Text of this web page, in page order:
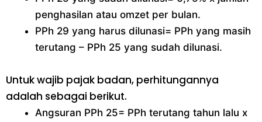
penghasilan atau omzet per bulan.
PPh 29 yang harus dilunasi= PPh yang masih
terutang – PPh 25 yang sudah dilunasi.
Untuk wajib pajak badan, perhitungannya
adalah sebagai berikut.
Angsuran PPh 25= PPh terutang tahun lalu x